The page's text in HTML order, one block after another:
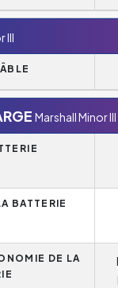
III
Marshall Minor III
BATTERIE
DE LA